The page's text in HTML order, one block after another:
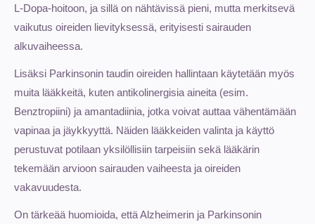
L-Dopa-hoitoon, ja sillä on nähtävissä pieni, mutta merkitsevä
vaikutus oireiden lievityksessä, erityisesti sairauden
alkuvaiheessa.
Lisäksi Parkinsonin taudin oireiden hallintaan käytetään myös
muita lääkkeitä, kuten antikolinergisia aineita (esim.
Benztropiini) ja amantadiinia, jotka voivat auttaa vähentämään
vapinaa ja jäykkyyttä. Näiden lääkkeiden valinta ja käyttö
perustuvat potilaan yksilöllisiin tarpeisiin sekä lääkärin
tekemään arvioon sairauden vaiheesta ja oireiden
vakavuudesta.
On tärkeää huomioida, että Alzheimerin ja Parkinsonin